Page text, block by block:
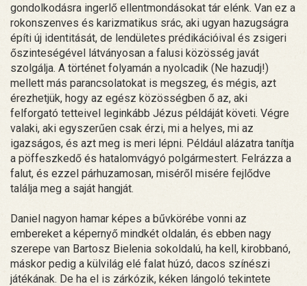
gondolkodásra ingerlő ellentmondásokat tár elénk. Van ez a
rokonszenves és karizmatikus srác, aki ugyan hazugságra
építi új identitását, de lendületes prédikációival és zsigeri
őszinteségével látványosan a falusi közösség javát
szolgálja. A történet folyamán a nyolcadik (Ne hazudj!)
mellett más parancsolatokat is megszeg, és mégis, azt
érezhetjük, hogy az egész közösségben ő az, aki
felforgató tetteivel leginkább Jézus példáját követi. Végre
valaki, aki egyszerűen csak érzi, mi a helyes, mi az
igazságos, és azt meg is meri lépni. Például alázatra tanítja
a pöffeszkedő és hatalomvágyó polgármestert. Felrázza a
falut, és ezzel párhuzamosan, miséről misére fejlődve
találja meg a saját hangját.
Daniel nagyon hamar képes a bűvkörébe vonni az
embereket a képernyő mindkét oldalán, és ebben nagy
szerepe van Bartosz Bielenia sokoldalú, ha kell, kirobbanó,
máskor pedig a külvilág elé falat húzó, dacos színészi
játékának. De ha el is zárkózik, kéken lángoló tekintete